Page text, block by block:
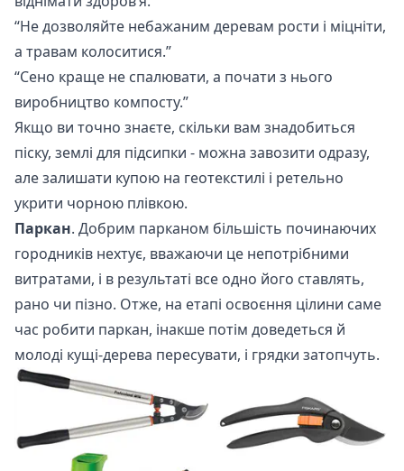
“Не дозволяйте небажаним деревам рости і міцніти,
а травам колоситися.”
“Сено краще не спалювати, а почати з нього
виробництво компосту.”
Якщо ви точно знаєте, скільки вам знадобиться
піску, землі для підсипки - можна завозити одразу,
але залишати купою на геотекстилі і ретельно
укрити чорною плівкою.
Паркан. Добрим парканом більшість починаючих
городників нехтує, вважаючи це непотрібними
витратами, і в результаті все одно його ставлять,
рано чи пізно. Отже, на етапі освоєння цілини саме
час робити паркан, інакше потім доведеться й
молоді кущі-дерева пересувати, і грядки затопчуть.